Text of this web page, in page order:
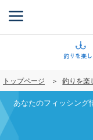
ン
に
移
動
釣りを楽
トップページ 釣りを楽
あなたのフィッシング